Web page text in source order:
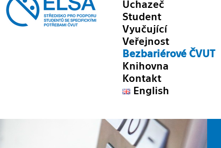
Uchazeč
Student
Vyučující
Veřejnost
Bezbariérové ČVUT
Knihovna
Kontakt
English